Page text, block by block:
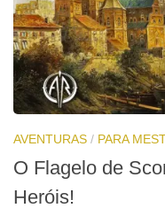
AVENTURAS / PARA
O Flagelo de
Heróis!